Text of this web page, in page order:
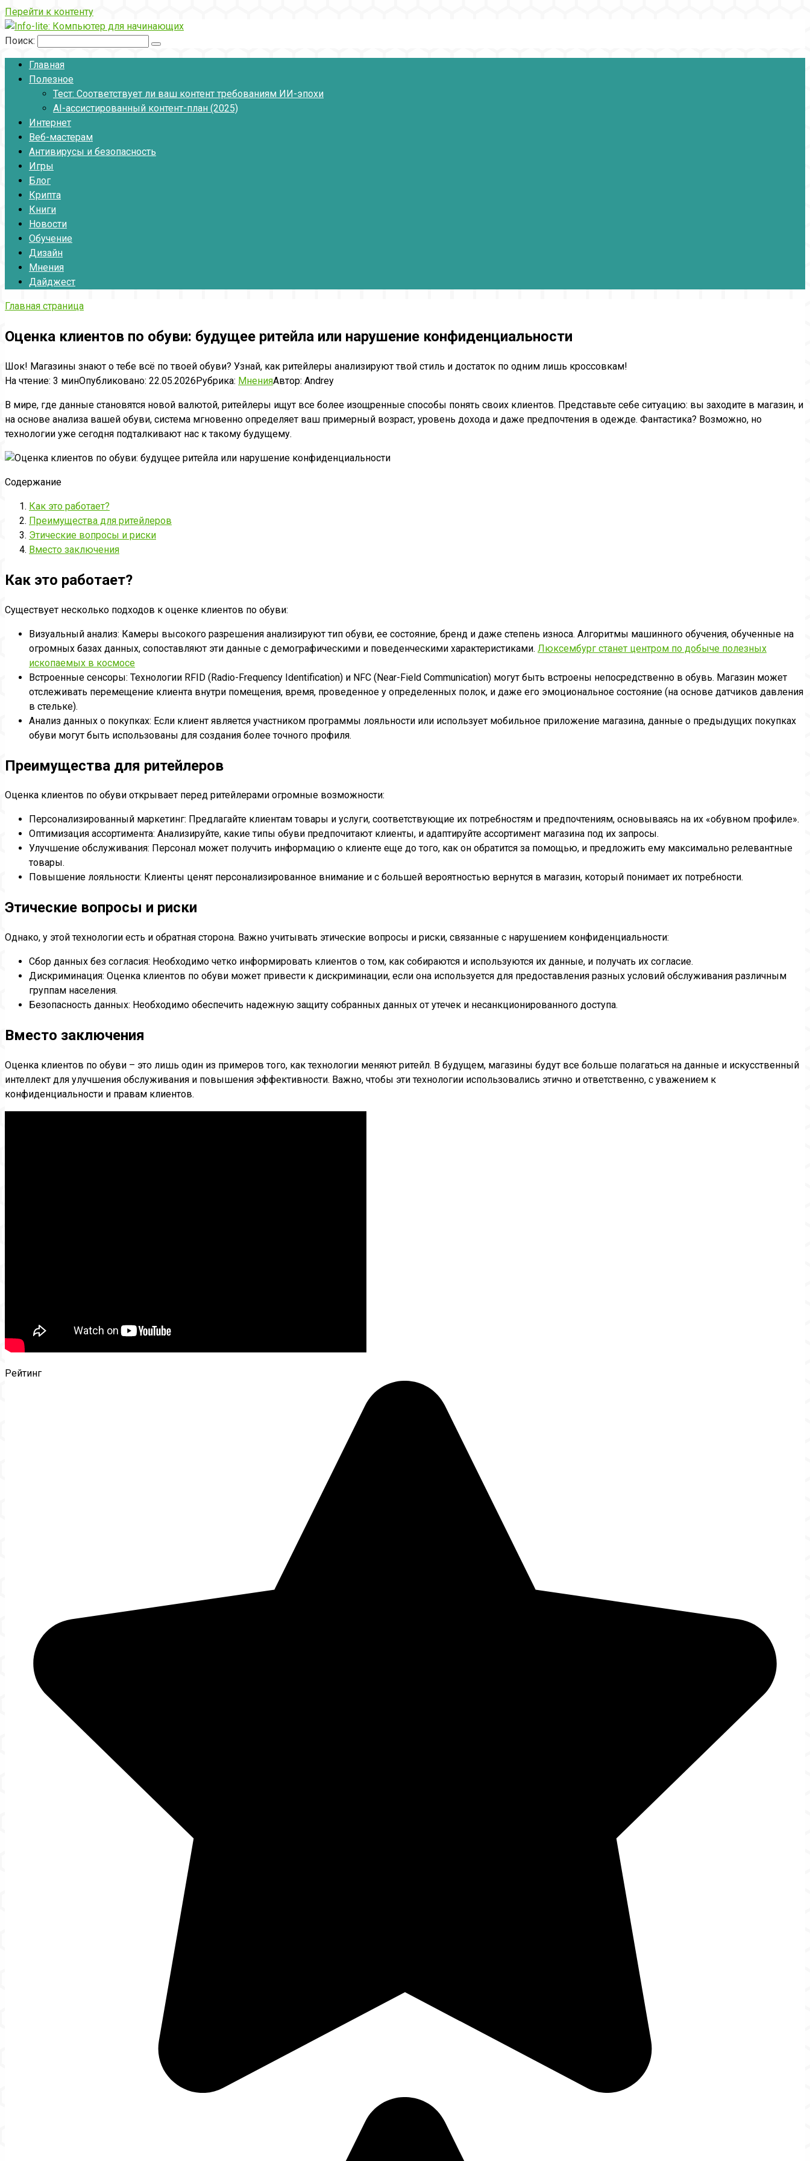
Перейти к контенту
Поиск:
Главная
Полезное
Тест: Соответствует ли ваш контент требованиям ИИ-эпохи
AI-ассистированный контент-план (2025)
Интернет
Веб-мастерам
Антивирусы и безопасность
Игры
Блог
Крипта
Книги
Новости
Обучение
Дизайн
Мнения
Дайджест
Главная страница
Оценка клиентов по обуви: будущее ритейла или нарушение конфиденциальности
Шок! Магазины знают о тебе всё по твоей обуви? Узнай, как ритейлеры анализируют твой стиль и достаток по одним лишь кроссовкам!
На чтение: 3 минОпубликовано: 22.05.2026Рубрика: МненияАвтор: Andrey
В мире, где данные становятся новой валютой, ритейлеры ищут все более изощренные способы понять своих клиентов. Представьте себе ситуацию: вы заходите в магазин, и
на основе анализа вашей обуви, система мгновенно определяет ваш примерный возраст, уровень дохода и даже предпочтения в одежде. Фантастика? Возможно, но
технологии уже сегодня подталкивают нас к такому будущему.
Содержание
Как это работает?
Преимущества для ритейлеров
Этические вопросы и риски
Вместо заключения
Как это работает?
Существует несколько подходов к оценке клиентов по обуви:
Визуальный анализ: Камеры высокого разрешения анализируют тип обуви, ее состояние, бренд и даже степень износа. Алгоритмы машинного обучения, обученные на
огромных базах данных, сопоставляют эти данные с демографическими и поведенческими характеристиками. Люксембург станет центром по добыче полезных
ископаемых в космосе
Встроенные сенсоры: Технологии RFID (Radio-Frequency Identification) и NFC (Near-Field Communication) могут быть встроены непосредственно в обувь. Магазин может
отслеживать перемещение клиента внутри помещения, время, проведенное у определенных полок, и даже его эмоциональное состояние (на основе датчиков давления
в стельке).
Анализ данных о покупках: Если клиент является участником программы лояльности или использует мобильное приложение магазина, данные о предыдущих покупках
обуви могут быть использованы для создания более точного профиля.
Преимущества для ритейлеров
Оценка клиентов по обуви открывает перед ритейлерами огромные возможности:
Персонализированный маркетинг: Предлагайте клиентам товары и услуги, соответствующие их потребностям и предпочтениям, основываясь на их «обувном профиле».
Оптимизация ассортимента: Анализируйте, какие типы обуви предпочитают клиенты, и адаптируйте ассортимент магазина под их запросы.
Улучшение обслуживания: Персонал может получить информацию о клиенте еще до того, как он обратится за помощью, и предложить ему максимально релевантные
товары.
Повышение лояльности: Клиенты ценят персонализированное внимание и с большей вероятностью вернутся в магазин, который понимает их потребности.
Этические вопросы и риски
Однако, у этой технологии есть и обратная сторона. Важно учитывать этические вопросы и риски, связанные с нарушением конфиденциальности:
Сбор данных без согласия: Необходимо четко информировать клиентов о том, как собираются и используются их данные, и получать их согласие.
Дискриминация: Оценка клиентов по обуви может привести к дискриминации, если она используется для предоставления разных условий обслуживания различным
группам населения.
Безопасность данных: Необходимо обеспечить надежную защиту собранных данных от утечек и несанкционированного доступа.
Вместо заключения
Оценка клиентов по обуви – это лишь один из примеров того, как технологии меняют ритейл. В будущем, магазины будут все больше полагаться на данные и искусственный
интеллект для улучшения обслуживания и повышения эффективности. Важно, чтобы эти технологии использовались этично и ответственно, с уважением к
конфиденциальности и правам клиентов.
Рейтинг